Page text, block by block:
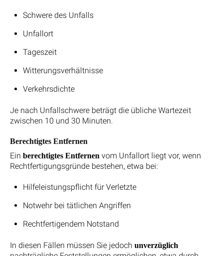
Schwere des Unfalls
Unfallort
Tageszeit
Witterungsverhältnisse
Verkehrsdichte
Je nach Unfallschwere beträgt die übliche Wartezeit
zwischen 10 und 30 Minuten.
Berechtigtes Entfernen
Ein berechtigtes Entfernen vom Unfallort liegt vor, wenn
Rechtfertigungsgründe bestehen, etwa bei:
Hilfeleistungspflicht für Verletzte
Notwehr bei tätlichen Angriffen
Rechtfertigendem Notstand
In diesen Fällen müssen Sie jedoch unverzüglich